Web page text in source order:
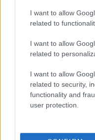
I want to allow
related to
I want to allow
related to
I want to allow
related to security,
functionality and
user protection.